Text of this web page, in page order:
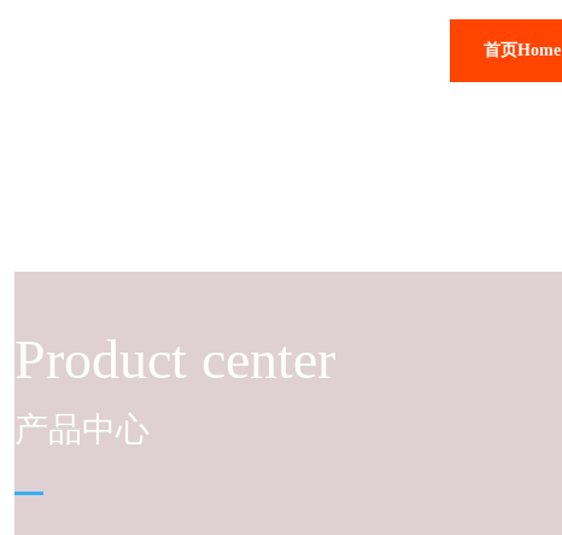
首页Home
产品中心
Product center